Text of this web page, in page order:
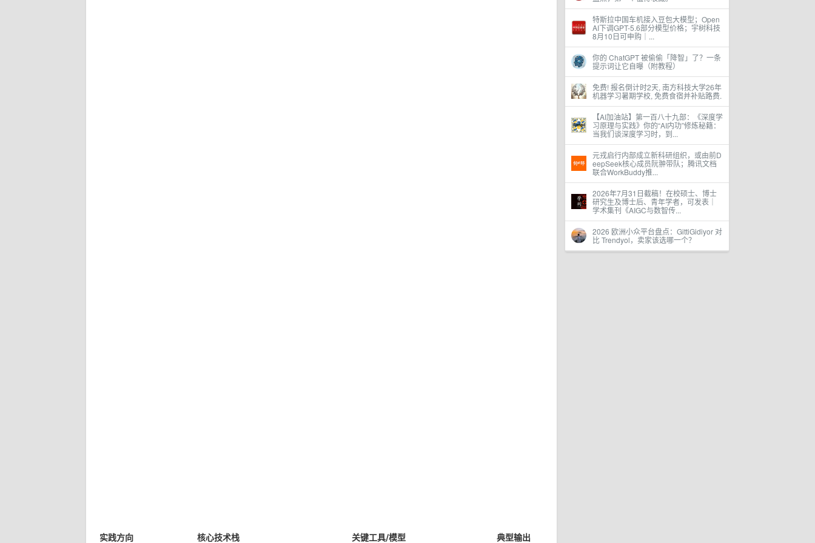
特斯拉中国车机接入豆包大模型；Open
AI下调GPT-5.6部分模型价格；宇树科技
8月10日可申购｜...
你的 ChatGPT 被偷偷「降智」了？一条
提示词让它自曝（附教程）
免费! 报名倒计时2天, 南方科技大学26年
机器学习暑期学校, 免费食宿并补贴路费.
【AI加油站】第一百八十九部：《深度学
习原理与实践》你的“AI内功”修炼秘籍：
当我们谈深度学习时，到...
元戎启行内部成立新科研组织，或由前D
eepSeek核心成员阮翀带队；腾讯文档
联合WorkBuddy推...
2026年7月31日截稿！在校硕士、博士
研究生及博士后、青年学者，可发表｜
学术集刊《AIGC与数智传...
2026 欧洲小众平台盘点：GittiGidiyor 对
比 Trendyol，卖家该选哪一个？
实践方向 核心技术栈 关键工具/模型 典型输出